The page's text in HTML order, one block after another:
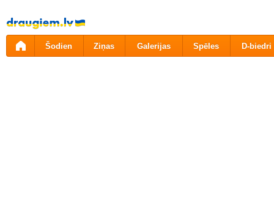
Pāriet
uz
saturu
Šodien Ziņas Galerijas Spēles D-biedri